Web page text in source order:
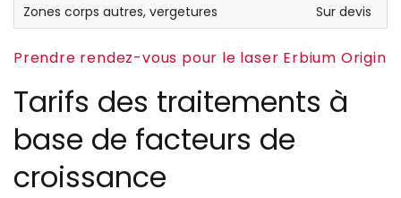
Zones corps autres, vergetures
Sur devis
Prendre rendez-vous pour le laser Erbium Origin
Tarifs des traitements à
base de facteurs de
croissance